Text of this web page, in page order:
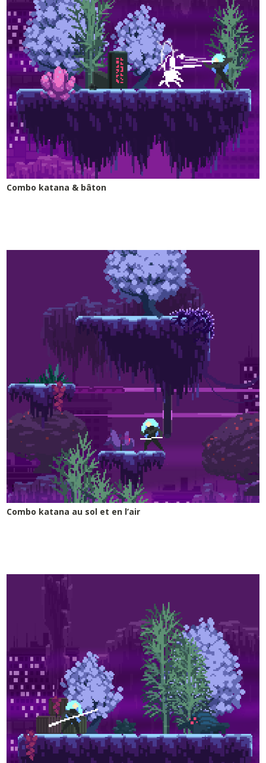
Combo katana & bâton
Combo katana au sol et en l’air